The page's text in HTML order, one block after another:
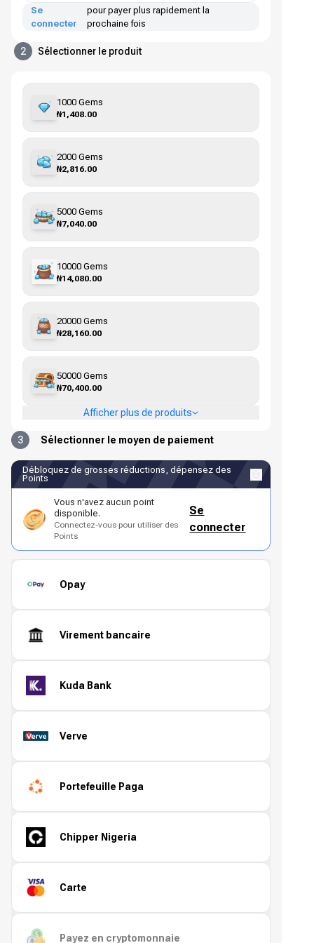
Se
connecter
pour payer plus rapidement la
prochaine fois
2 Sélectionner le produit
1000 Gems
₦1,408.00
2000 Gems
₦2,816.00
5000 Gems
₦7,040.00
10000 Gems
₦14,080.00
20000 Gems
₦28,160.00
50000 Gems
₦70,400.00
Afficher plus de produits
3 Sélectionner le moyen de paiement
Débloquez de grosses réductions, dépensez des
Points
Vous n'avez aucun point
disponible.
Connectez-vous pour utiliser des
Points
Se
connecter
Opay
Virement bancaire
Kuda Bank
Verve
Portefeuille Paga
Chipper Nigeria
Carte
Payez en cryptomonnaie